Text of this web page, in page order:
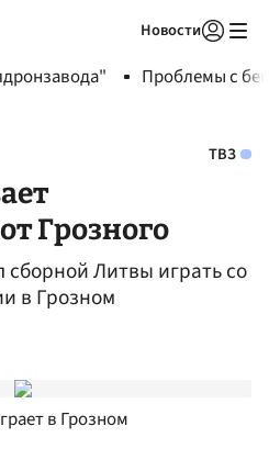
Новости
Проблемы с
ТВЗ
Грозного
Литвы играть со
в Грозном
в Грозном